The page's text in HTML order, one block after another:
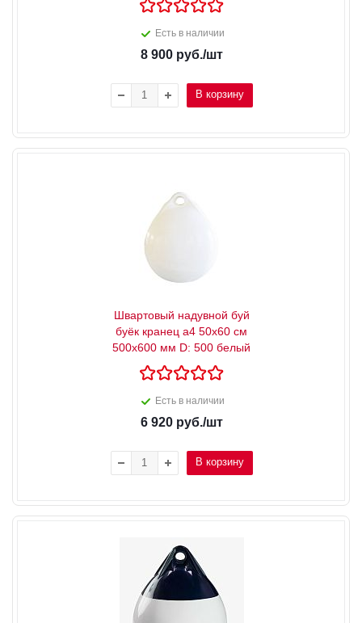
Есть в наличии
8 900руб./шт
В корзину
Швартовый надувной буй
буёк кранец a4 50x60 см
500x600 мм D: 500 белый
Есть в наличии
6 920руб./шт
В корзину